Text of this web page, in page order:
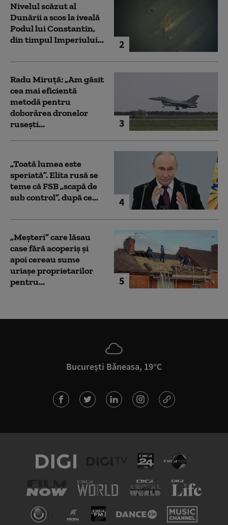
2
Nivelul scăzut al
Dunării a scos la iveală
Podul lui Constantin,
din timpul Imperiului...
3
Radu Miruță: „Am găsit
cea mai eficientă
metodă pentru
doborârea dronelor
rusești...
4
„Toată lumea este
speriată”. Elita rusă se
teme că FSB „scapă de
sub control”, după ce...
5
„Meșteri” care lăsau
case fără acoperiș și
apoi cereau sume
uriașe proprietarilor
pentru...
București Băneasa, 19°C